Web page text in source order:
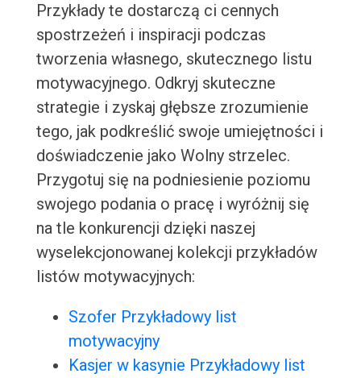
Przykłady te dostarczą ci cennych
spostrzeżeń i inspiracji podczas
tworzenia własnego, skutecznego listu
motywacyjnego. Odkryj skuteczne
strategie i zyskaj głębsze zrozumienie
tego, jak podkreślić swoje umiejętności i
doświadczenie jako Wolny strzelec.
Przygotuj się na podniesienie poziomu
swojego podania o pracę i wyróżnij się
na tle konkurencji dzięki naszej
wyselekcjonowanej kolekcji przykładów
listów motywacyjnych:
Szofer Przykładowy list
motywacyjny
Kasjer w kasynie Przykładowy list